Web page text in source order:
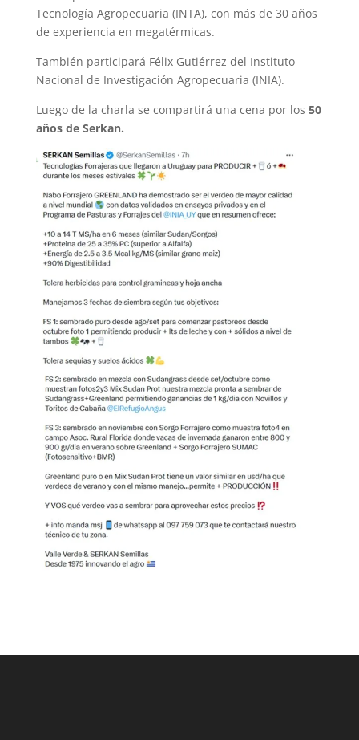
Tecnología Agropecuaria (INTA), con más de 30 años
de experiencia en megatérmicas.
También participará Félix Gutiérrez del Instituto
Nacional de Investigación Agropecuaria (INIA).
Luego de la charla se compartirá una cena por los 50
años de Serkan.